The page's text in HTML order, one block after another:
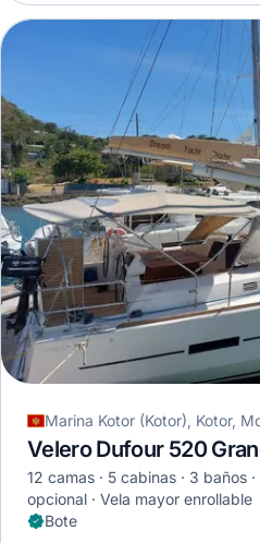
Marina Kotor (Kotor), Kotor,
Velero Dufour 520
12 camas 5 cabinas 3 baños
opcional
Vela mayor enrollable
Bote